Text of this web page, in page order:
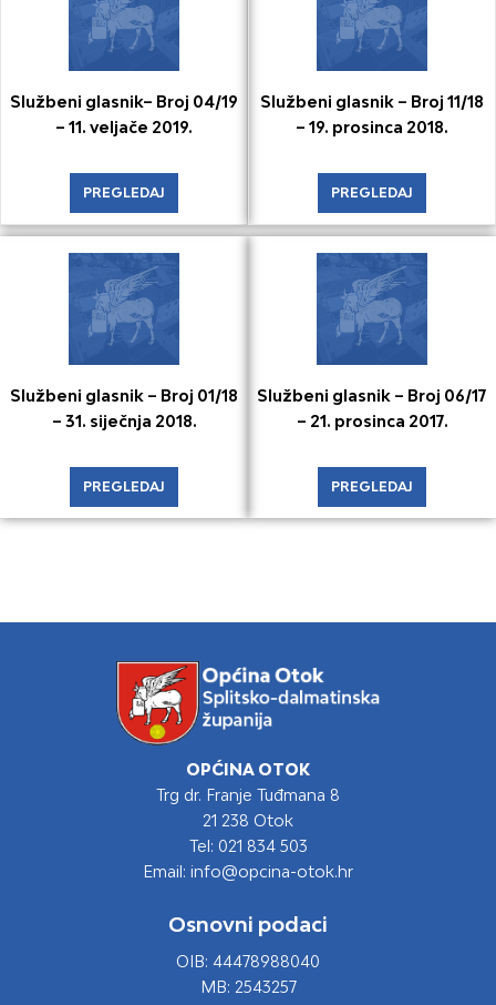
Službeni glasnik– Broj 04/19
– 11. veljače 2019.
PREGLEDAJ
Službeni glasnik – Broj 11/18
– 19. prosinca 2018.
PREGLEDAJ
Službeni glasnik – Broj 01/18
– 31. siječnja 2018.
PREGLEDAJ
Službeni glasnik – Broj 06/17
– 21. prosinca 2017.
PREGLEDAJ
OPĆINA OTOK
Trg dr. Franje Tuđmana 8
21 238 Otok
Tel: 021 834 503
Email: info@opcina-otok.hr
Osnovni podaci
OIB: 44478988040
MB: 2543257